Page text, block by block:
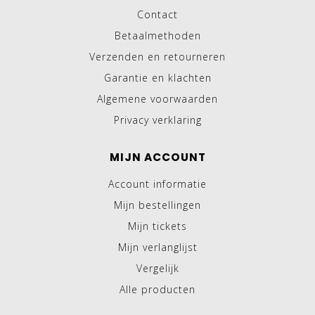
Contact
Betaalmethoden
Verzenden en retourneren
Garantie en klachten
Algemene voorwaarden
Privacy verklaring
MIJN ACCOUNT
Account informatie
Mijn bestellingen
Mijn tickets
Mijn verlanglijst
Vergelijk
Alle producten